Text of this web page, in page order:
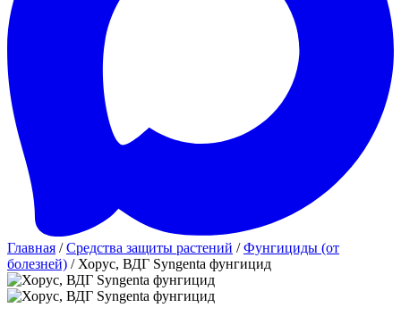
Главная /Средства защиты растений /Фунгициды (от
болезней) / Хорус, ВДГ Syngenta фунгицид